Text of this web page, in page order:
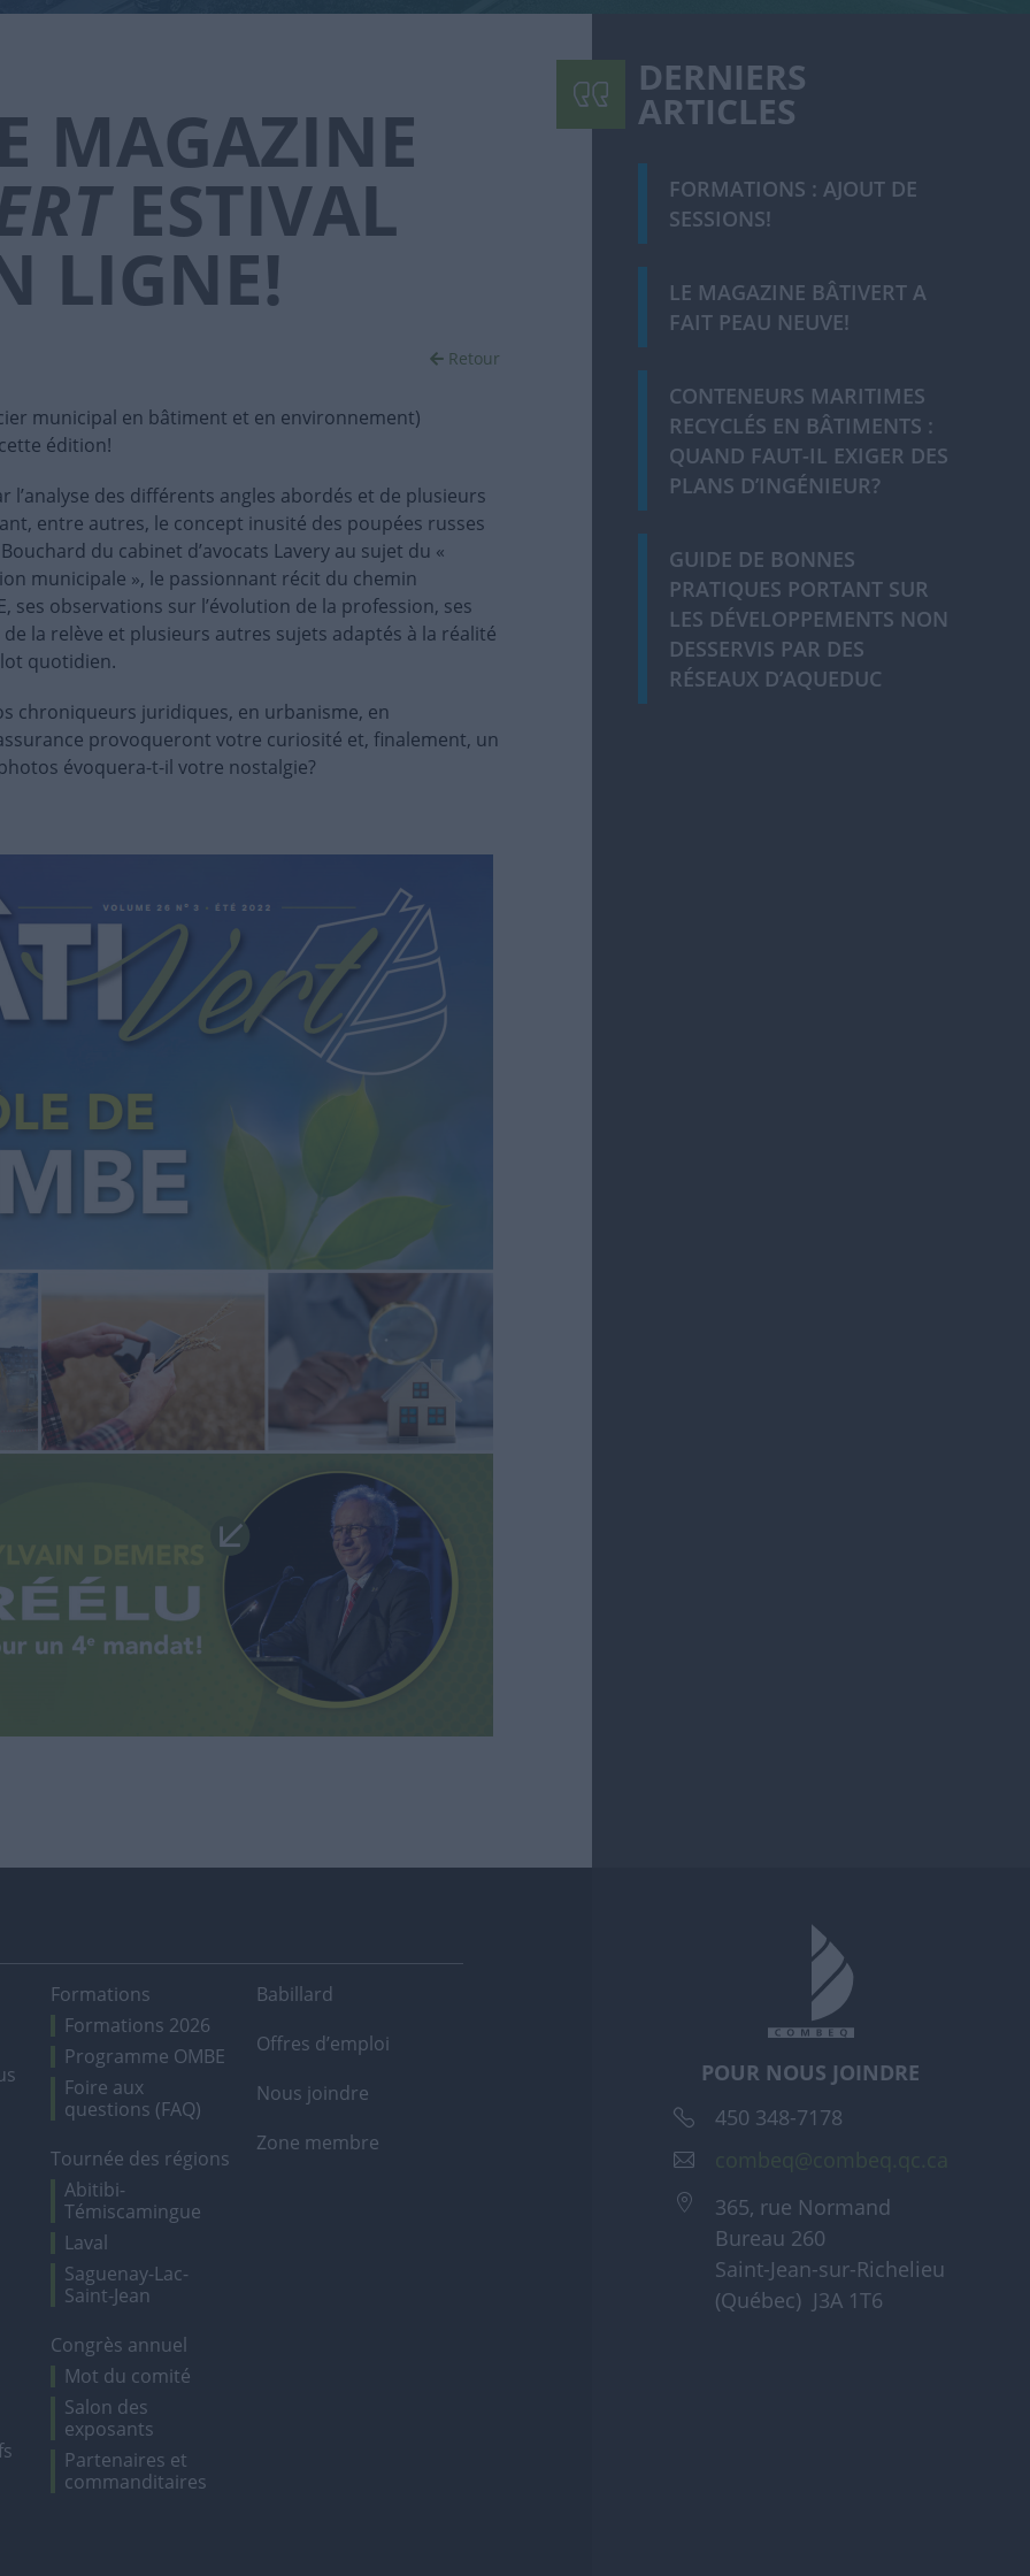
MAGAZINE
ESTIVAL
LIGNE!
Retour
municipal en bâtiment et en environnement)
édition!
l’analyse des différents angles abordés et de plusieurs
entre autres, le concept inusité des poupées russes
du cabinet d’avocats Lavery au sujet du «
municipale », le passionnant récit du chemin
ses observations sur l’évolution de la profession, ses
la relève et plusieurs autres sujets adaptés à la réalité
quotidien.
chroniqueurs juridiques, en urbanisme, en
provoqueront votre curiosité et, finalement, un
évoquera-t-il votre nostalgie?
DERNIERS
ARTICLES
FORMATIONS : AJOUT DE
SESSIONS!
LE MAGAZINE BÂTIVERT A
FAIT PEAU NEUVE!
CONTENEURS MARITIMES
RECYCLÉS EN BÂTIMENTS :
QUAND FAUT-IL EXIGER DES
PLANS D’INGÉNIEUR?
GUIDE DE BONNES
PRATIQUES PORTANT SUR
LES DÉVELOPPEMENTS NON
DESSERVIS PAR DES
RÉSEAUX D’AQUEDUC
Formations
Formations 2026
Programme OMBE
Foire aux
questions (FAQ)
Tournée des régions
Abitibi-
Témiscamingue
Laval
Saguenay-Lac-
Saint-Jean
Congrès annuel
Mot du comité
Salon des
exposants
Partenaires et
commanditaires
Babillard
Offres d’emploi
Nous joindre
Zone membre
POUR NOUS JOINDRE
450 348-7178
365, rue Normand
Bureau 260
Saint-Jean-sur-Richelieu
(Québec) J3A 1T6